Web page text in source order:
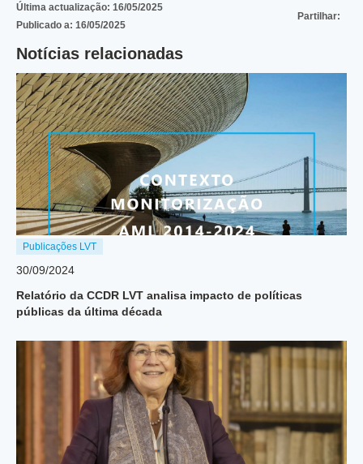
Última actualização: 16/05/2025
Publicado a: 16/05/2025
Partilhar:
Notícias relacionadas
Publicações LVT
30/09/2024
Relatório da CCDR LVT analisa impacto de políticas
públicas da última década